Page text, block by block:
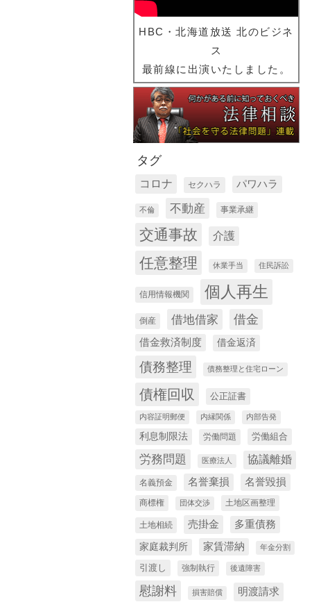
HBC・北海道放送 北のビジネ
ス
最前線に出演いたしました。
タグ
コロナ セクハラ パワハラ
不倫 不動産 事業承継
交通事故 介護
任意整理 休業手当 住民訴訟
信用情報機関 個人再生
倒産 借地借家 借金
借金救済制度 借金返済
債務整理 債務整理と住宅ローン
債権回収 公正証書
内容証明郵便 内縁関係 内部告発
利息制限法 労働問題 労働組合
労務問題 医療法人 協議離婚
名義預金 名誉棄損 名誉毀損
商標権 団体交渉 土地区画整理
土地相続 売掛金
多重債務
家庭裁判所
家賃滞納 年金分割
引渡し 強制執行 後遺障害
慰謝料 損害賠償 明渡請求